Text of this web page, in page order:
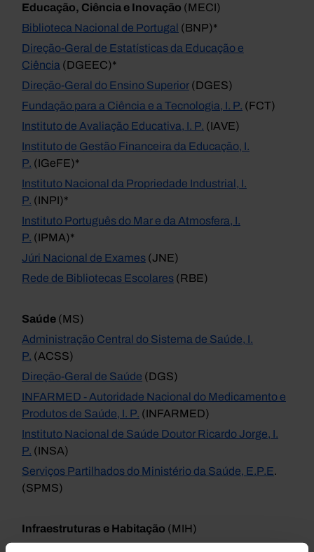
Educação, Ciência e Inovação (MECI)
Biblioteca Nacional de Portugal (BNP)*
Direção-Geral de Estatísticas da Educação e
Ciência (DGEEC)*
Direção-Geral do Ensino Superior (DGES)
Fundação para a Ciência e a Tecnologia, I. P. (FCT)
Instituto de Avaliação Educativa, I. P. (IAVE)
Instituto de Gestão Financeira da Educação, I.
P. (IGeFE)*
Instituto Nacional da Propriedade Industrial, I.
P. (INPI)*
Instituto Português do Mar e da Atmosfera, I.
P. (IPMA)*
Júri Nacional de Exames (JNE)
Rede de Bibliotecas Escolares (RBE)
Saúde (MS)
Administração Central do Sistema de Saúde, I.
P. (ACSS)
Direção-Geral de Saúde (DGS)
INFARMED - Autoridade Nacional do Medicamento e
Produtos de Saúde, I. P. (INFARMED)
Instituto Nacional de Saúde Doutor Ricardo Jorge, I.
P. (INSA)
Serviços Partilhados do Ministério da Saúde, E.P.E.
(SPMS)
Infraestruturas e Habitação (MIH)